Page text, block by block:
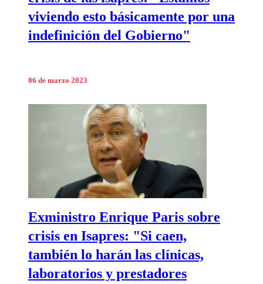
viviendo esto básicamente por una
indefinición del Gobierno"
06 de marzo 2023
Exministro Enrique Paris sobre
crisis en Isapres: "Si caen,
también lo harán las clínicas,
laboratorios y prestadores